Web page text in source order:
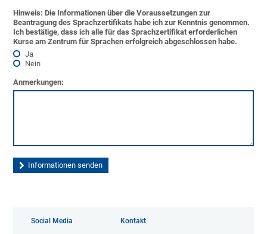
Hinweis: Die Informationen über die Voraussetzungen zur
Beantragung des Sprachzertifikats habe ich zur Kenntnis genommen.
Ich bestätige, dass ich alle für das Sprachzertifikat erforderlichen
Kurse am Zentrum für Sprachen erfolgreich abgeschlossen habe.
Ja
Nein
Anmerkungen:
Social Media Kontakt